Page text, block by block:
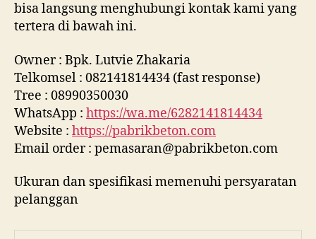
bisa langsung menghubungi kontak kami yang
tertera di bawah ini.
Owner : Bpk. Lutvie Zhakaria
Telkomsel : 082141814434 (fast response)
Tree : 08990350030
WhatsApp : https://wa.me/6282141814434
Website : https://pabrikbeton.com
Email order : pemasaran@pabrikbeton.com
Ukuran dan spesifikasi memenuhi persyaratan
pelanggan